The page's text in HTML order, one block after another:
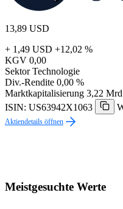
13,89 USD
+ 1,49 USD +12,02 %
KGV 0,00
Sektor Technologie
Div.-Rendite 0,00 %
Marktkapitalisierung 3,22
ISIN: US63942X1063
Aktiendetails öffnen
Meistgesuchte Werte